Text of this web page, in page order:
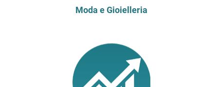
Moda e Gioielleria